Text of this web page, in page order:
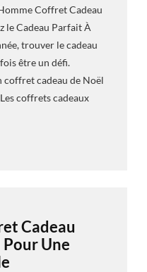
Coffret Cadeau
le Cadeau Parfait À
trouver le cadeau
être un défi.
coffret cadeau de Noël
coffrets cadeaux
Cadeau
Une